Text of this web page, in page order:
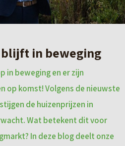
in beweging
in beweging en er zijn
op komst! Volgens de nieuwste
de huizenprijzen in
Wat betekent dit voor
In deze blog deelt onze